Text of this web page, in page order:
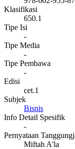
Klasifikasi
650.1
Tipe Isi
-
Tipe Media
-
Tipe Pembawa
-
Edisi
cet.1
Subjek
Bisnis
Info Detail Spesifik
-
Pernyataan
Miftah A'la